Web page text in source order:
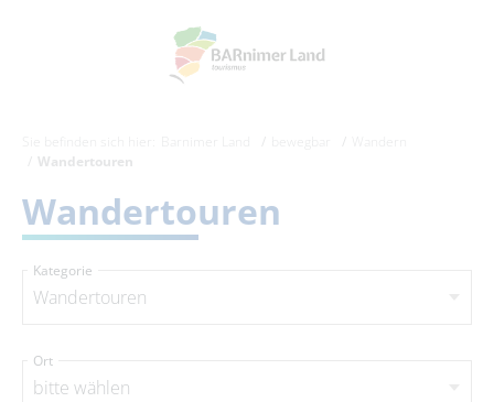
Wandertouren
Wandertouren
Wandertouren
Kategorie
bitte wählen
Ort